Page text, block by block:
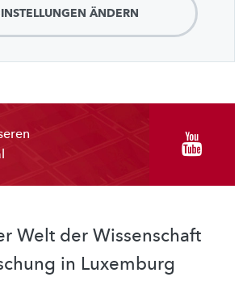
ÄNDERN
Welt der Wissenschaft
in Luxemburg